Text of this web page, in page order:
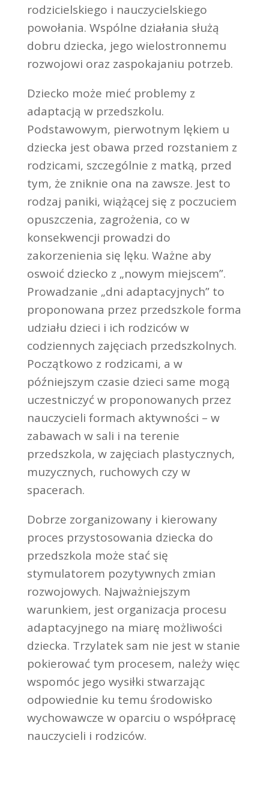
rodzicielskiego i nauczycielskiego
powołania. Wspólne działania służą
dobru dziecka, jego wielostronnemu
rozwojowi oraz zaspokajaniu potrzeb.
Dziecko może mieć problemy z
adaptacją w przedszkolu.
Podstawowym, pierwotnym lękiem u
dziecka jest obawa przed rozstaniem z
rodzicami, szczególnie z matką, przed
tym, że zniknie ona na zawsze. Jest to
rodzaj paniki, wiążącej się z poczuciem
opuszczenia, zagrożenia, co w
konsekwencji prowadzi do
zakorzenienia się lęku. Ważne aby
oswoić dziecko z „nowym miejscem”.
Prowadzanie „dni adaptacyjnych” to
proponowana przez przedszkole forma
udziału dzieci i ich rodziców w
codziennych zajęciach przedszkolnych.
Początkowo z rodzicami, a w
późniejszym czasie dzieci same mogą
uczestniczyć w proponowanych przez
nauczycieli formach aktywności – w
zabawach w sali i na terenie
przedszkola, w zajęciach plastycznych,
muzycznych, ruchowych czy w
spacerach.
Dobrze zorganizowany i kierowany
proces przystosowania dziecka do
przedszkola może stać się
stymulatorem pozytywnych zmian
rozwojowych. Najważniejszym
warunkiem, jest organizacja procesu
adaptacyjnego na miarę możliwości
dziecka. Trzylatek sam nie jest w stanie
pokierować tym procesem, należy więc
wspomóc jego wysiłki stwarzając
odpowiednie ku temu środowisko
wychowawcze w oparciu o współpracę
nauczycieli i rodziców.